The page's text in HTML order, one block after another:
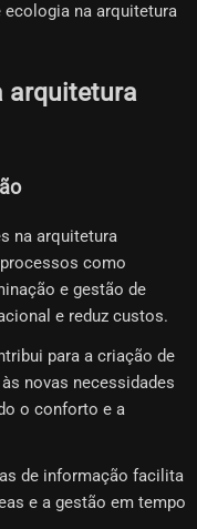
ecologia na arquitetura
arquitetura
na arquitetura
como
e gestão de
e reduz custos.
para a criação de
novas necessidades
o conforto e a
de informação facilita
e a gestão em tempo